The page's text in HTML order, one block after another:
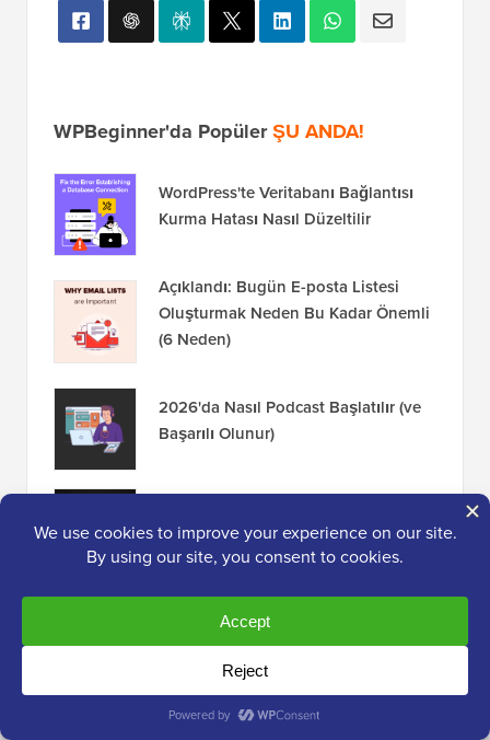
WPBeginner'da PopülerŞU ANDA!
WordPress'te Veritabanı Bağlantısı
Kurma Hatası Nasıl Düzeltilir
Açıklandı: Bugün E-posta Listesi
Oluşturmak Neden Bu Kadar Önemli
(6 Neden)
2026'da Nasıl Podcast Başlatılır (ve
Başarılı Olunur)
WordPress.org'a Kolayca Taşıma
İçeriğimiz okuyucu desteklidir. Bu, bazı
bağlantılarımıza tıkladığınızda bir komisyon
kazanabileceğimiz anlamına gelir.WPBeginner'ın nasıl
, neden önemli olduğunu ve bize nasıl